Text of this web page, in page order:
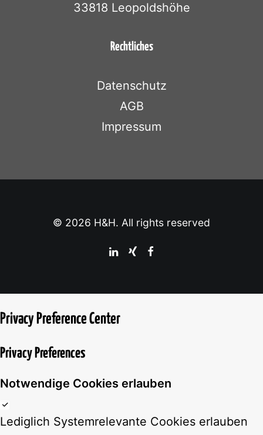
33818 Leopoldshöhe
Rechtliches
Datenschutz
AGB
Impressum
© 2026 H&H. All rights reserved
Privacy Preference Center
Privacy Preferences
Notwendige Cookies erlauben
Lediglich Systemrelevante Cookies erlauben